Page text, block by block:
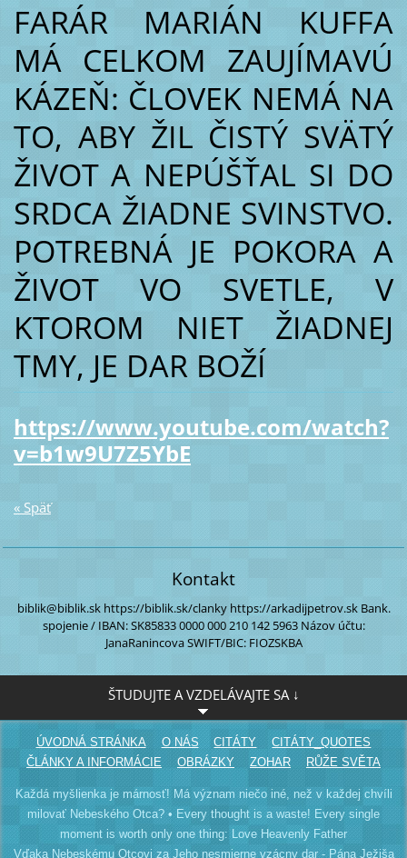
FARÁR MARIÁN KUFFA
MÁ CELKOM ZAUJÍMAVÚ
KÁZEŇ: ČLOVEK NEMÁ NA
TO, ABY ŽIL ČISTÝ SVÄTÝ
ŽIVOT A NEPÚŠŤAL SI DO
SRDCA ŽIADNE SVINSTVO.
POTREBNÁ JE POKORA A
ŽIVOT VO SVETLE, V
KTOROM NIET ŽIADNEJ
TMY, JE DAR BOŽÍ
https://www.youtube.com/watch?
v=b1w9U7Z5YbE
« Späť
Kontakt
biblik@biblik.skhttps://biblik.sk/clankyhttps://arkadijpetrov.skBank.
spojenie / IBAN:SK85833 0000000 210 142 5963Názov účtu:
JanaRanincovaSWIFT/BIC: FIOZSKBA
ŠTUDUJTE A VZDELÁVAJTE SA ↓
ÚVODNÁ STRÁNKA O NÁS CITÁTY
CITÁTY_QUOTES
ČLÁNKY A INFORMÁCIE
OBRÁZKY ZOHAR RŮŽE SVĚTA
Každá myšlienka je márnosť! Má význam niečo iné, než v každej chvíli
milovať Nebeského Otca? • Every thought is a waste! Every single
moment is worth only one thing: Love Heavenly Father
Vďaka Nebeskému Otcovi za Jeho nesmierne vzácny dar - Pána Ježiša